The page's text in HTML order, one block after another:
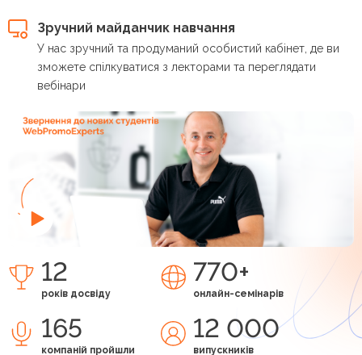
Зручний майданчик навчання
У нас зручний та продуманий особистий кабінет, де ви
зможете спілкуватися з лекторами та переглядати
вебінари
12
років досвіду
770+
онлайн-семінарів
165
компаній пройшли
12 000
випускників